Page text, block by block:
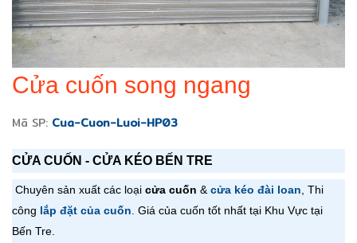
Cửa cuốn song ngang
Mã SP: Cua-Cuon-Luoi-HP03
CỬA CUỐN - CỬA KÉO BẾN TRE
Chuyên sản xuất các loại cửa cuốn & cửa kéo đài loan , Thi
công lắp đặt của cuốn . Giá của cuốn tốt nhất tại Khu Vực tại
Bến Tre.